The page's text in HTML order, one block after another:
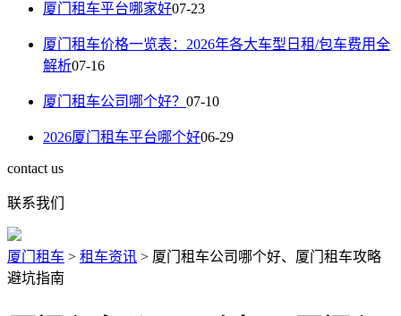
厦门租车平台哪家好07-23
厦门租车价格一览表：2026年各大车型日租/包车费用全
解析07-16
厦门租车公司哪个好？ 07-10
2026厦门租车平台哪个好06-29
contact us
联系我们
厦门租车 > 租车资讯 > 厦门租车公司哪个好、厦门租车攻略
避坑指南